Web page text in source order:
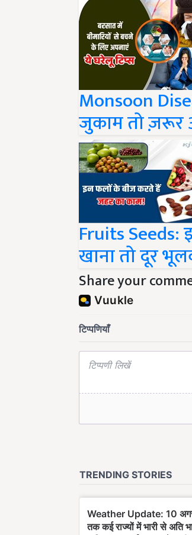
Monsoon
जुकाम तो
Fruits Seeds:
खाना तो दूर
Share your